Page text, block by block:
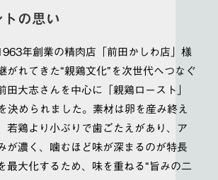
の思い
年創業の精肉店「前田かしわ店」様
がれてきた“親鶏文化”を次世代へつなぐ
田大志さんを中心に「親鶏ロースト」
決められました。素材は卵を産み終え
若鶏より小ぶりで歯ごたえがあり、ア
が濃く、噛むほど味が深まるのが特長
最大化するため、味を重ねる“旨みの二